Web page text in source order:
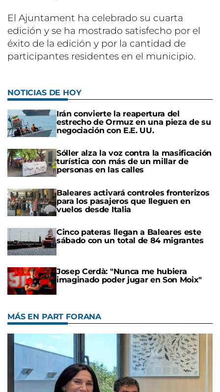
El Ajuntament ha celebrado su cuarta
edición y se ha mostrado satisfecho por el
éxito de la edición y por la cantidad de
participantes residentes en el municipio.
NOTICIAS DE HOY
Irán convierte la reapertura del
estrecho de Ormuz en una pieza de su
negociación con E.E. UU.
Sóller alza la voz contra la masificación
turística con más de un millar de
personas en las calles
Baleares activará controles fronterizos
para los pasajeros que lleguen en
vuelos desde Italia
Cinco pateras llegan a Baleares este
sábado con un total de 84 migrantes
Josep Cerdà: "Nunca me hubiera
imaginado poder jugar en Son Moix"
MÁS EN PART FORANA